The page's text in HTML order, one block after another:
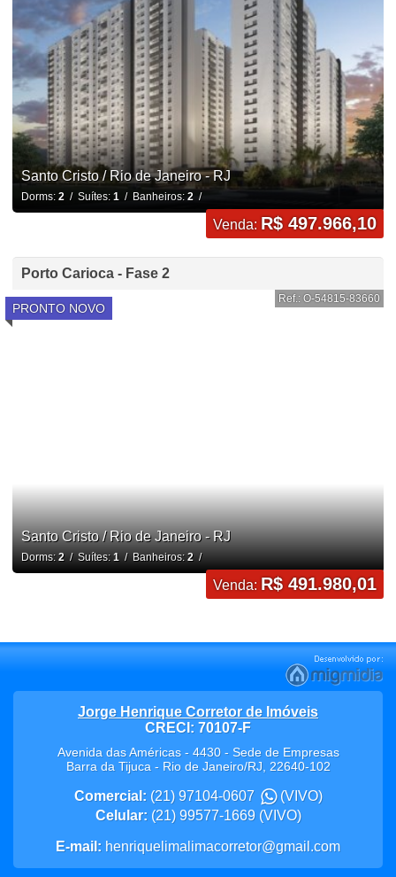
Santo Cristo / Rio de Janeiro - RJ
Dorms: 2/ Suítes: 1/ Banheiros: 2/
Venda: R$ 497.966,10
Porto Carioca - Fase 2
PRONTO NOVO
Ref.: O-54815-83660
Santo Cristo / Rio de Janeiro - RJ
Dorms: 2/ Suítes: 1/ Banheiros: 2/
Venda: R$ 491.980,01
Jorge Henrique Corretor de Imóveis
CRECI: 70107-F
Avenida das Américas - 4430 - Sede de Empresas
Barra da Tijuca- Rio de Janeiro/RJ, 22640-102
Comercial: (21) 97104-0607
(VIVO)
Celular: (21) 99577-1669(VIVO)
E-mail: henriquelimalimacorretor@gmail.com